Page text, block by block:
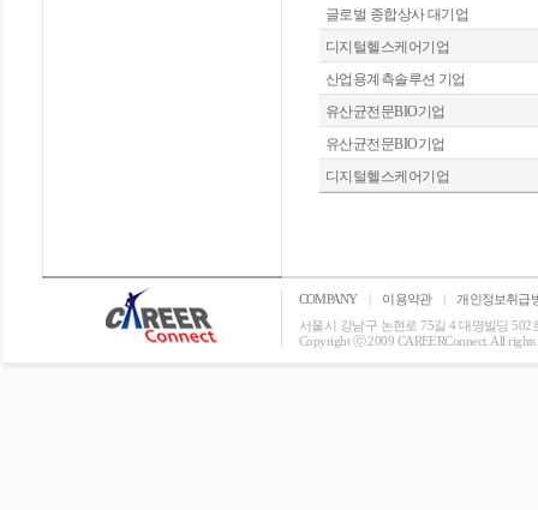
글로벌 종합상사 대기업
디지털헬스케어기업
산업용계측솔루션 기업
유산균전문BIO기업
유산균전문BIO기업
디지털헬스케어기업
COMPANY | 이용약관 |
개인정보취급
서울시 강남구 논현로 75길 4 대명빌딩 502
Copyright ⓒ 2009 CAREERConnect. All rights